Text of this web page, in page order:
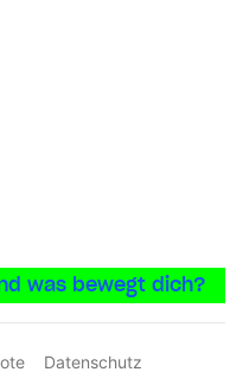
was bewegt dich?
Datenschutz